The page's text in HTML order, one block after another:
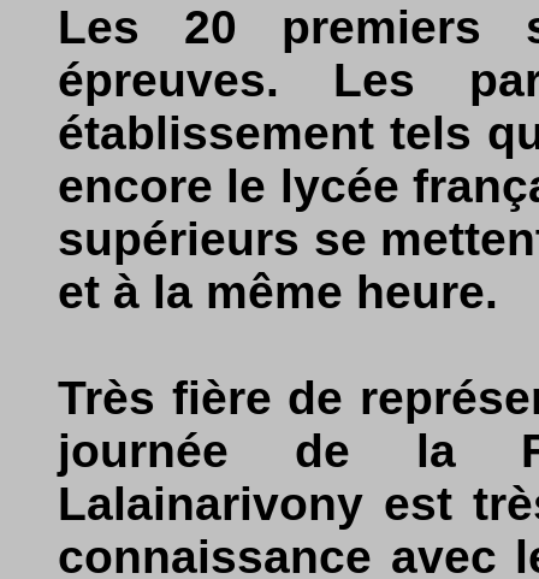
Les 20 premiers
épreuves. Les
établissement tels
encore le lycée
supérieurs se
et à la même heure.
Très fière de
journée de la
Lalainarivony est
connaissance avec